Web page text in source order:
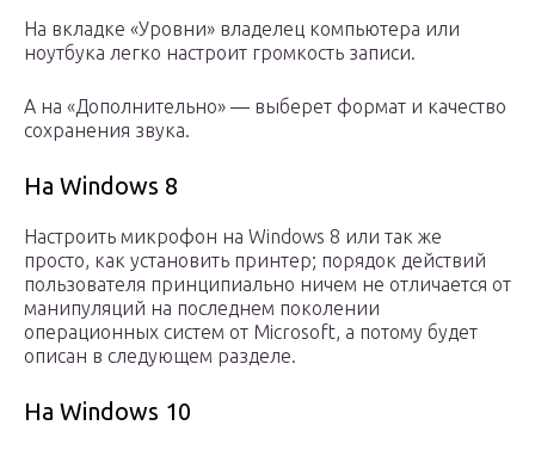
На вкладке «Уровни» владелец компьютера или
ноутбука легко настроит громкость записи.
А на «Дополнительно» — выберет формат и качество
сохранения звука.
На Windows 8
Настроить микрофон на Windows 8 или так же
просто, как установить принтер; порядок действий
пользователя принципиально ничем не отличается от
манипуляций на последнем поколении
операционных систем от Microsoft, а потому будет
описан в следующем разделе.
На Windows 10